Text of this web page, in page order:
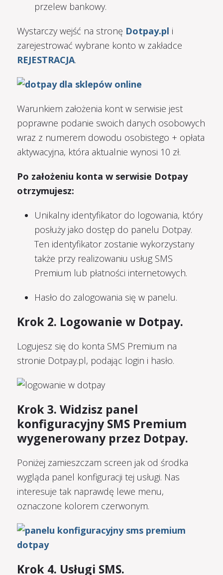
przelew bankowy.
Wystarczy wejść na stronę Dotpay.pl i
zarejestrować wybrane konto w zakładce
REJESTRACJA.
Warunkiem założenia kont w serwisie jest
poprawne podanie swoich danych osobowych
wraz z numerem dowodu osobistego + opłata
aktywacyjna, która aktualnie wynosi 10 zł.
Po założeniu konta w serwisie Dotpay
otrzymujesz:
Unikalny identyfikator do logowania, który
posłuży jako dostęp do panelu Dotpay.
Ten identyfikator zostanie wykorzystany
także przy realizowaniu usług SMS
Premium lub płatności internetowych.
Hasło do zalogowania się w panelu.
Krok 2. Logowanie w Dotpay.
Logujesz się do konta SMS Premium na
stronie Dotpay.pl, podając login i hasło.
Krok 3. Widzisz panel
konfiguracyjny SMS Premium
wygenerowany przez Dotpay.
Poniżej zamieszczam screen jak od środka
wygląda panel konfiguracji tej usługi. Nas
interesuje tak naprawdę lewe menu,
oznaczone kolorem czerwonym.
Krok 4. Usługi SMS.